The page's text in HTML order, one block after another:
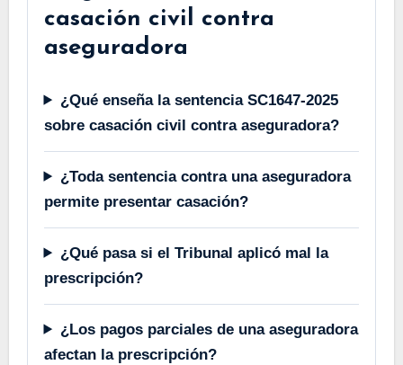
casación civil contra
aseguradora
¿Qué enseña la sentencia SC1647-2025
sobre casación civil contra aseguradora?
¿Toda sentencia contra una aseguradora
permite presentar casación?
¿Qué pasa si el Tribunal aplicó mal la
prescripción?
¿Los pagos parciales de una aseguradora
afectan la prescripción?